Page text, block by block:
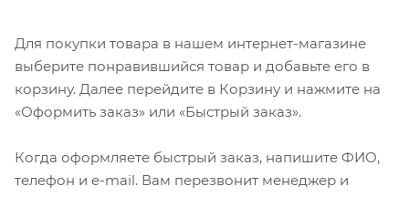
Для покупки товара в нашем интернет-магазине
выберите понравившийся товар и добавьте его в
корзину. Далее перейдите в Корзину и нажмите на
«Оформить заказ» или «Быстрый заказ».
Когда оформляете быстрый заказ, напишите ФИО,
телефон и e-mail. Вам перезвонит менеджер и